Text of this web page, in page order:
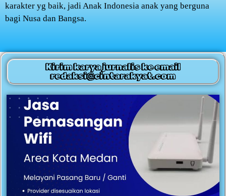
karakter yg baik, jadi Anak Indonesia anak yang berguna
bagi Nusa dan Bangsa.
Kirim karya jurnalis ke email
redaksi@cintarakyat.com